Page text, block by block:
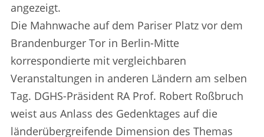
angezeigt.
Die Mahnwache auf dem Pariser Platz vor dem
Brandenburger Tor in Berlin-Mitte
korrespondierte mit vergleichbaren
Veranstaltungen in anderen Ländern am selben
Tag. DGHS-Präsident RA Prof. Robert Roßbruch
weist aus Anlass des Gedenktages auf die
länderübergreifende Dimension des Themas